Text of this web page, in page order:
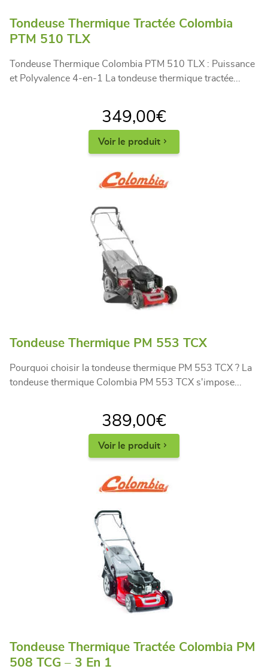
Tondeuse Thermique Tractée Colombia
PTM 510 TLX
Tondeuse Thermique Colombia PTM 510 TLX : Puissance
et Polyvalence 4-en-1 La tondeuse thermique tractée...
349,00€
Voir le produit
Tondeuse Thermique PM 553 TCX
Pourquoi choisir la tondeuse thermique PM 553 TCX ? La
tondeuse thermique Colombia PM 553 TCX s'impose...
389,00€
Voir le produit
Tondeuse Thermique Tractée Colombia PM
508 TCG – 3 En 1